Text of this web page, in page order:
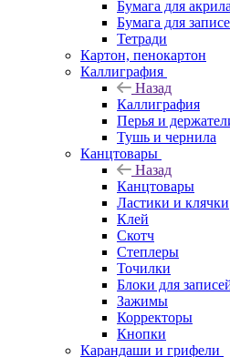
Бумага для
Бумага для
Тетради
Картон, пенокартон
Каллиграфия
Назад
Каллиграфия
Перья и
Тушь и чернила
Канцтовары
Назад
Канцтовары
Ластики и клячки
Клей
Скотч
Степлеры
Точилки
Блоки для
Зажимы
Корректоры
Кнопки
Карандаши и грифели